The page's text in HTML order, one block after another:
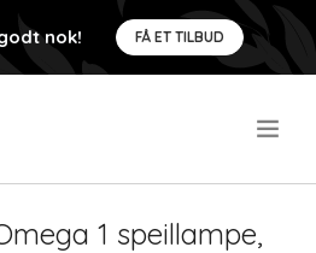
nok! FÅ ET TILBUD
1 speillampe,